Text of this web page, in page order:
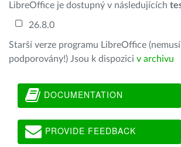
LibreOffice je dostupný v následujících
26.8.0
Starší verze programu LibreOffice
podporovány!) Jsou k dispozici v archivu
DOCUMENTATION
PROVIDE FEEDBACK